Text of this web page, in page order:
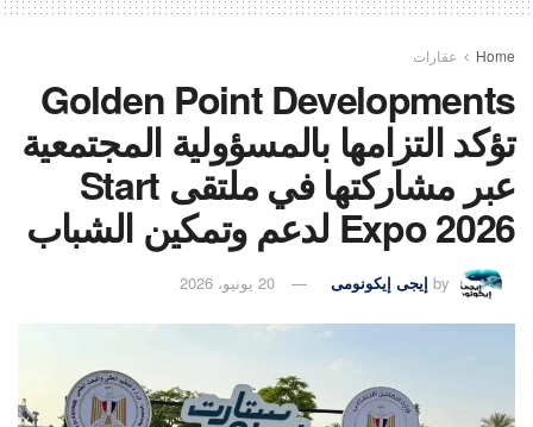
Home عقارات
Golden Point Developments
تؤكد التزامها بالمسؤولية المجتمعية
عبر مشاركتها في ملتقى Start
Expo 2026 لدعم وتمكين الشباب
by إيجى إيكونومى 20 يونيو، 2026